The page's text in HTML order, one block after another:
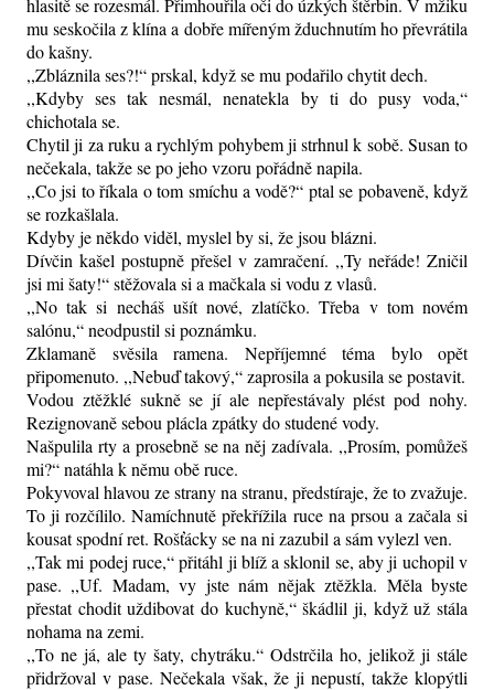
hlasitě se rozesmál. Přimhouřila oči do úzkých štěrbin. V mžiku
mu seskočila z klína a dobře mířeným žduchnutím ho převrátila
do kašny.
,,Zbláznila ses?!“ prskal, když se mu podařilo chytit dech.
,,Kdyby ses tak nesmál, nenatekla by ti do pusy voda,“
chichotala se.
Chytil ji za ruku a rychlým pohybem ji strhnul k sobě. Susan to
nečekala, takže se po jeho vzoru pořádně napila.
,,Co jsi to říkala o tom smíchu a vodě?“ ptal se pobaveně, když
se rozkašlala.
Kdyby je někdo viděl, myslel by si, že jsou blázni.
Dívčin kašel postupně přešel v zamračení. ,,Ty neřáde! Zničil
jsi mi šaty!“ stěžovala si a mačkala si vodu z vlasů.
,,No tak si necháš ušít nové, zlatíčko. Třeba v tom novém
salónu,“ neodpustil si poznámku.
Zklamaně svěsila ramena. Nepříjemné téma bylo opět
připomenuto. ,,Nebuď takový,“ zaprosila a pokusila se postavit.
Vodou ztěžklé sukně se jí ale nepřestávaly plést pod nohy.
Rezignovaně sebou plácla zpátky do studené vody.
Našpulila rty a prosebně se na něj zadívala. ,,Prosím, pomůžeš
mi?“ natáhla k němu obě ruce.
Pokyvoval hlavou ze strany na stranu, předstíraje, že to zvažuje.
To ji rozčílilo. Namíchnutě překřížila ruce na prsou a začala si
kousat spodní ret. Rošťácky se na ni zazubil a sám vylezl ven.
,,Tak mi podej ruce,“ přitáhl ji blíž a sklonil se, aby ji uchopil v
pase. ,,Uf. Madam, vy jste nám nějak ztěžkla. Měla byste
přestat chodit uždibovat do kuchyně,“ škádlil ji, když už stála
nohama na zemi.
,,To ne já, ale ty šaty, chytráku.“ Odstrčila ho, jelikož ji stále
přidržoval v pase. Nečekala však, že ji nepustí, takže klopýtli